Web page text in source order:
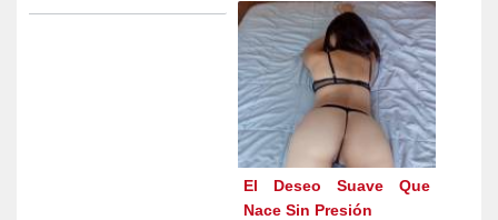
El Deseo Suave Que
Nace Sin Presión